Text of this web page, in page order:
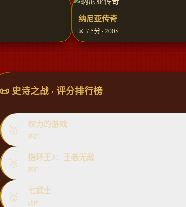
纳尼亚传奇
⚔️ 7.5分 · 2005
📜 史诗之战 · 评分排行榜
🥇 权力的游戏
奇幻
🥈 指环王3：王者无敌
奇幻
🥉 七武士
动作